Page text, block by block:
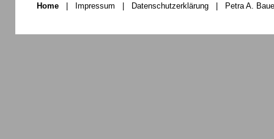
Home | Impressum | Datenschutzerklärung | Petra A.